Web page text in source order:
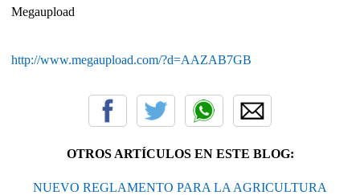
Megaupload
http://www.megaupload.com/?d=AAZAB7GB
OTROS ARTÍCULOS EN ESTE BLOG:
NUEVO REGLAMENTO PARA LA AGRICULTURA